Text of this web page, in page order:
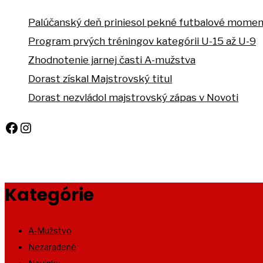
Palúčanský deň priniesol pekné futbalové
Program prvých tréningov kategórii U-15 až U-9
Zhodnotenie jarnej časti A-mužstva
Dorast získal Majstrovský titul
Dorast nezvládol majstrovský zápas v Novoti
Facebook
Instagram
Kategórie
A-Mužstvo
Nezaradené